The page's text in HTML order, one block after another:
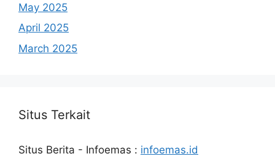
May 2025
April 2025
March 2025
Situs Terkait
Situs Berita - Infoemas : infoemas.id